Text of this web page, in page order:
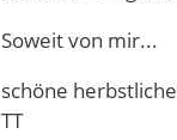
Soweit von mir...
schöne
TT